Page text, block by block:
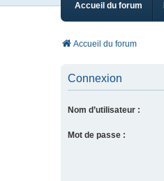
Accueil du forum
Accueil du forum
Connexion
Nom d’utilisateur :
Mot de passe :